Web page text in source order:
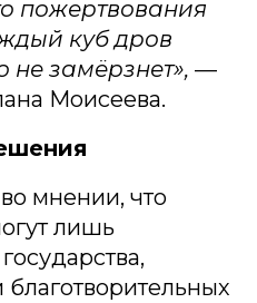
пожертвования
куб дров
не замёрзнет», —
Моисеева.
мнении, что
лишь
благотворительных